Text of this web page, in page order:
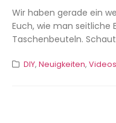
Wir haben gerade ein
Euch, wie man
Taschenbeuteln.
DIY, Neuigkeiten, Videos